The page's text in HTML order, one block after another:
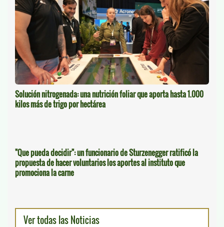
Solución nitrogenada: una nutrición foliar que aporta hasta 1.000
kilos más de trigo por hectárea
"Que pueda decidir": un funcionario de Sturzenegger ratificó la
propuesta de hacer voluntarios los aportes al instituto que
promociona la carne
Ver todas las Noticias